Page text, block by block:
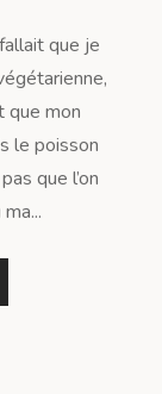
que je
que mon
le poisson
que l’on